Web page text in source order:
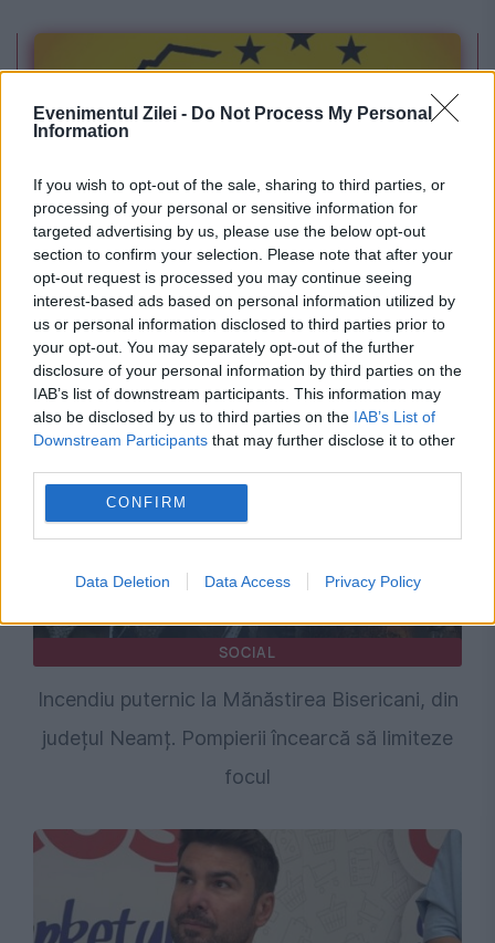
Evenimentul Zilei - Do Not Process My Personal
Information
If you wish to opt-out of the sale, sharing to third parties, or
processing of your personal or sensitive information for
targeted advertising by us, please use the below opt-out
section to confirm your selection. Please note that after your
opt-out request is processed you may continue seeing
interest-based ads based on personal information utilized by
us or personal information disclosed to third parties prior to
your opt-out. You may separately opt-out of the further
disclosure of your personal information by third parties on the
IAB’s list of downstream participants. This information may
also be disclosed by us to third parties on the IAB’s List of
Downstream Participants that may further disclose it to other
CONFIRM
Data Deletion Data Access Privacy Policy
POLITICA
Legea biodiversității a trecut de Comisia
Juridică și de Mediu. Tensiuni între AUR și
USR din cauza termenilor din proiect
SOCIAL
Incendiu puternic la Mănăstirea Bisericani, din
județul Neamț. Pompierii încearcă să limiteze
focul